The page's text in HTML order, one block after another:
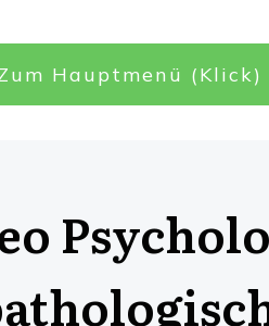
Hauptmenü (Klick)